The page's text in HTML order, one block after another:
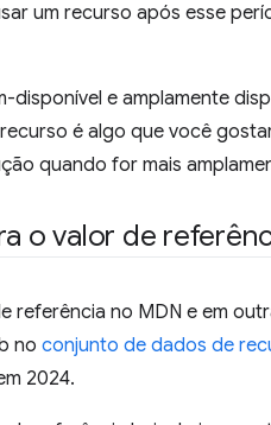
um recurso após esse
disponível e amplamente
é algo que você
quando for mais
o valor de
referência no MDN e em
no conjunto de dados de
2024.